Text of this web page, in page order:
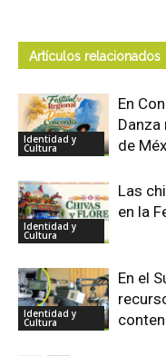
Artículos relacionados
Identidad y
Cultura
En
de
Identidad y
Cultura
Las
en la
Identidad y
Cultura
En el